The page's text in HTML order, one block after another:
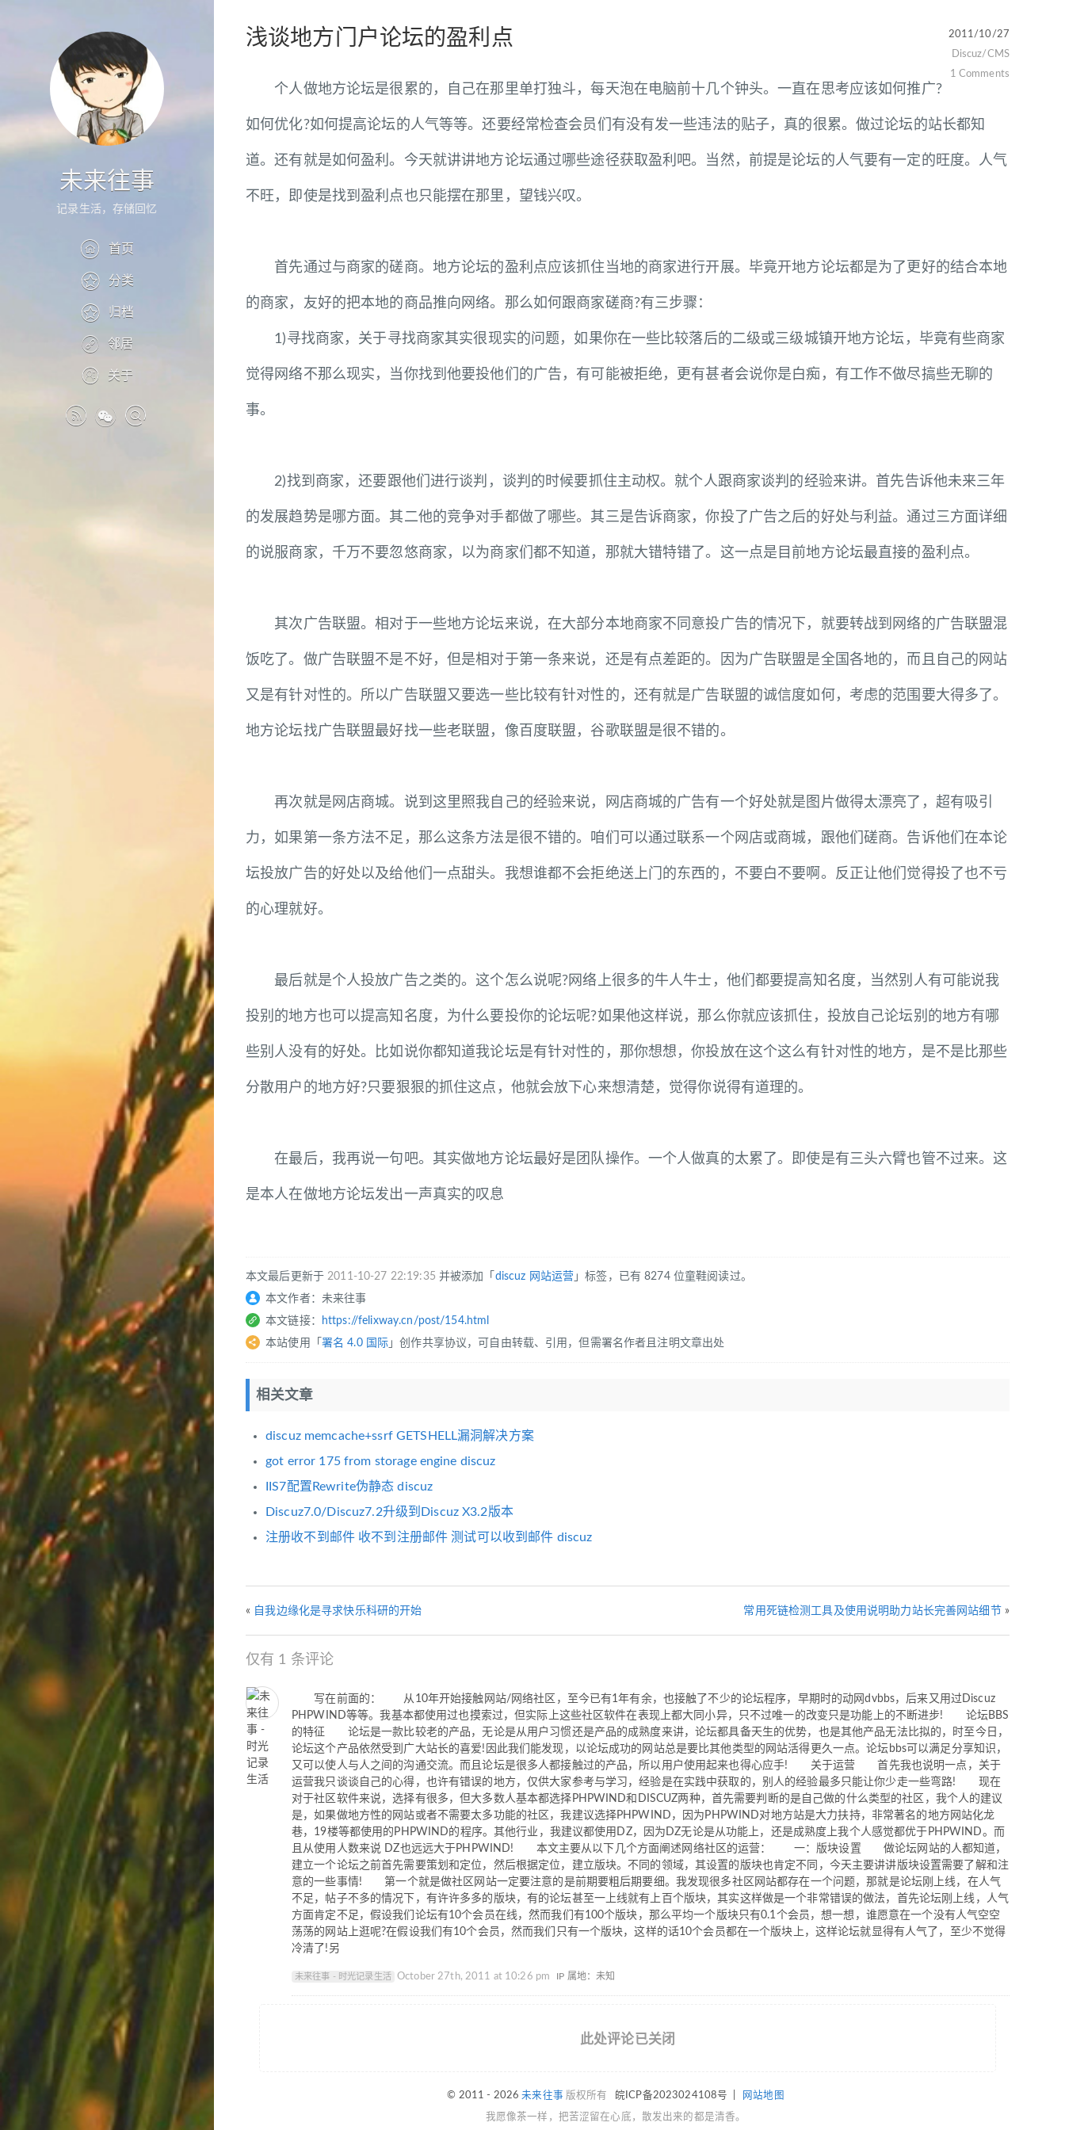
未来往事
记录生活，存储回忆
首页
分类
归档
邻居
关于
2011/10/27
Discuz/CMS
1 Comments
浅谈地方门户论坛的盈利点
个人做地方论坛是很累的，自己在那里单打独斗，每天泡在电脑前十几个钟头。一直在思考应该如何推广?
如何优化?如何提高论坛的人气等等。还要经常检查会员们有没有发一些违法的贴子，真的很累。做过论坛的站长都知
道。还有就是如何盈利。今天就讲讲地方论坛通过哪些途径获取盈利吧。当然，前提是论坛的人气要有一定的旺度。人气
不旺，即使是找到盈利点也只能摆在那里，望钱兴叹。
首先通过与商家的磋商。地方论坛的盈利点应该抓住当地的商家进行开展。毕竟开地方论坛都是为了更好的结合本地
的商家，友好的把本地的商品推向网络。那么如何跟商家磋商?有三步骤：
1)寻找商家，关于寻找商家其实很现实的问题，如果你在一些比较落后的二级或三级城镇开地方论坛，毕竟有些商家
觉得网络不那么现实，当你找到他要投他们的广告，有可能被拒绝，更有甚者会说你是白痴，有工作不做尽搞些无聊的
事。
2)找到商家，还要跟他们进行谈判，谈判的时候要抓住主动权。就个人跟商家谈判的经验来讲。首先告诉他未来三年
的发展趋势是哪方面。其二他的竞争对手都做了哪些。其三是告诉商家，你投了广告之后的好处与利益。通过三方面详细
的说服商家，千万不要忽悠商家，以为商家们都不知道，那就大错特错了。这一点是目前地方论坛最直接的盈利点。
其次广告联盟。相对于一些地方论坛来说，在大部分本地商家不同意投广告的情况下，就要转战到网络的广告联盟混
饭吃了。做广告联盟不是不好，但是相对于第一条来说，还是有点差距的。因为广告联盟是全国各地的，而且自己的网站
又是有针对性的。所以广告联盟又要选一些比较有针对性的，还有就是广告联盟的诚信度如何，考虑的范围要大得多了。
地方论坛找广告联盟最好找一些老联盟，像百度联盟，谷歌联盟是很不错的。
再次就是网店商城。说到这里照我自己的经验来说，网店商城的广告有一个好处就是图片做得太漂亮了，超有吸引
力，如果第一条方法不足，那么这条方法是很不错的。咱们可以通过联系一个网店或商城，跟他们磋商。告诉他们在本论
坛投放广告的好处以及给他们一点甜头。我想谁都不会拒绝送上门的东西的，不要白不要啊。反正让他们觉得投了也不亏
的心理就好。
最后就是个人投放广告之类的。这个怎么说呢?网络上很多的牛人牛士，他们都要提高知名度，当然别人有可能说我
投别的地方也可以提高知名度，为什么要投你的论坛呢?如果他这样说，那么你就应该抓住，投放自己论坛别的地方有哪
些别人没有的好处。比如说你都知道我论坛是有针对性的，那你想想，你投放在这个这么有针对性的地方，是不是比那些
分散用户的地方好?只要狠狠的抓住这点，他就会放下心来想清楚，觉得你说得有道理的。
在最后，我再说一句吧。其实做地方论坛最好是团队操作。一个人做真的太累了。即使是有三头六臂也管不过来。这
是本人在做地方论坛发出一声真实的叹息
本文最后更新于2011-10-27 22:19:35 并被添加「 discuz 网站运营 」标签，已有 8274 位童鞋阅读过。
本文作者：未来往事
本文链接：
https://felixway.cn/post/154.html
本站使用「 署名 4.0 国际 」创作共享协议，可自由转载、引用，但需署名作者且注明文章出处
相关文章
discuz memcache+ssrf GETSHELL漏洞解决方案
got error 175 from storage engine discuz
IIS7配置Rewrite伪静态 discuz
Discuz7.0/Discuz7.2升级到Discuz X3.2版本
注册收不到邮件 收不到注册邮件 测试可以收到邮件 discuz
« 自我边缘化是寻求快乐科研的开始 常用死链检测工具及使用说明助力站长完善网站细节 »
仅有 1 条评论
写在前面的： 从10年开始接触网站/网络社区，至今已有1年有余，也接触了不少的论坛程序，早期时的动网dvbbs，后来又用过Discuz
PHPWIND等等。我基本都使用过也摸索过，但实际上这些社区软件在表现上都大同小异，只不过唯一的改变只是功能上的不断进步! 论坛BBS
的特征 论坛是一款比较老的产品，无论是从用户习惯还是产品的成熟度来讲，论坛都具备天生的优势，也是其他产品无法比拟的，时至今日，
论坛这个产品依然受到广大站长的喜爱!因此我们能发现，以论坛成功的网站总是要比其他类型的网站活得更久一点。论坛bbs可以满足分享知识，
又可以使人与人之间的沟通交流。而且论坛是很多人都接触过的产品，所以用户使用起来也得心应手! 关于运营 首先我也说明一点，关于
运营我只谈谈自己的心得，也许有错误的地方，仅供大家参考与学习，经验是在实践中获取的，别人的经验最多只能让你少走一些弯路! 现在
对于社区软件来说，选择有很多，但大多数人基本都选择PHPWIND和DISCUZ两种，首先需要判断的是自己做的什么类型的社区，我个人的建议
是，如果做地方性的网站或者不需要太多功能的社区，我建议选择PHPWIND，因为PHPWIND对地方站是大力扶持，非常著名的地方网站化龙
巷，19楼等都使用的PHPWIND的程序。其他行业，我建议都使用DZ，因为DZ无论是从功能上，还是成熟度上我个人感觉都优于PHPWIND。而
且从使用人数来说 DZ也远远大于PHPWIND! 本文主要从以下几个方面阐述网络社区的运营： 一：版块设置 做论坛网站的人都知道，
建立一个论坛之前首先需要策划和定位，然后根据定位，建立版块。不同的领域，其设置的版块也肯定不同，今天主要讲讲版块设置需要了解和注
意的一些事情! 第一个就是做社区网站一定要注意的是前期要粗后期要细。我发现很多社区网站都存在一个问题，那就是论坛刚上线，在人气
不足，帖子不多的情况下，有许许多多的版块，有的论坛甚至一上线就有上百个版块，其实这样做是一个非常错误的做法，首先论坛刚上线，人气
方面肯定不足，假设我们论坛有10个会员在线，然而我们有100个版块，那么平均一个版块只有0.1个会员，想一想，谁愿意在一个没有人气空空
荡荡的网站上逛呢?在假设我们有10个会员，然而我们只有一个版块，这样的话10个会员都在一个版块上，这样论坛就显得有人气了，至少不觉得
冷清了!另
未来往事 - 时光记录生活 October 27th, 2011 at 10:26 pm IP 属地：未知
此处评论已关闭
© 2011 - 2026未来往事 版权所有 皖ICP备2023024108号 网站地图
我愿像茶一样，把苦涩留在心底，散发出来的都是清香。